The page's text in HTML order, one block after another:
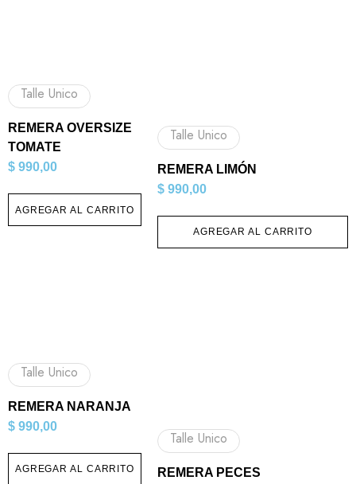
Talle Unico
REMERA OVERSIZE
TOMATE
$ 990,00
AGREGAR AL CARRITO
Talle Unico
REMERA LIMÓN
$ 990,00
AGREGAR AL CARRITO
Talle Unico
REMERA NARANJA
$ 990,00
AGREGAR AL CARRITO
Talle Unico
REMERA PECES